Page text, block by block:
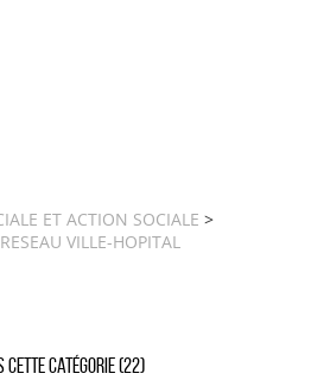
ET ACTION SOCIALE >
RESEAU VILLE-HOPITAL
cette catégorie (22)